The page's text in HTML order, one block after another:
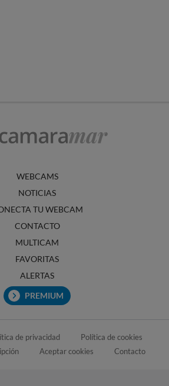
WEBCAMS
NOTICIAS
TU WEBCAM
CONTACTO
MULTICAM
FAVORITAS
ALERTAS
PREMIUM
de privacidad
Política de cookies
Aceptar cookies Contacto